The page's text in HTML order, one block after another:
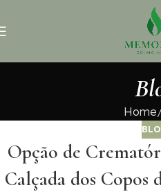
Home
Opção de
Calçada dos Copos